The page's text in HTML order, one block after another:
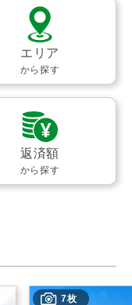
エリア
から探す
返済額
から探す
7枚